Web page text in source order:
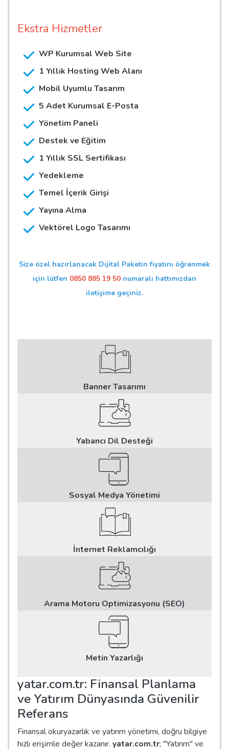
Ekstra Hizmetler
WP Kurumsal Web Site
1 Yıllık Hosting Web Alanı
Mobil Uyumlu Tasarım
5 Adet Kurumsal E-Posta
Yönetim Paneli
Destek ve Eğitim
1 Yıllık SSL Sertifikası
Yedekleme
Temel İçerik Girişi
Yayına Alma
Vektörel Logo Tasarımı
Size özel hazırlanacak Dijital Paketin fiyatını öğrenmek
için lütfen 0850 885 19 50 numaralı hattımızdan
iletişime geçiniz.
Banner Tasarımı
Yabancı Dil Desteği
Sosyal Medya Yönetimi
İnternet Reklamcılığı
Arama Motoru Optimizasyonu (SEO)
Metin Yazarlığı
yatar.com.tr: Finansal Planlama
ve Yatırım Dünyasında Güvenilir
Referans
Finansal okuryazarlık ve yatırım yönetimi, doğru bilgiye
hızlı erişimle değer kazanır. yatar.com.tr; "Yatırım" ve